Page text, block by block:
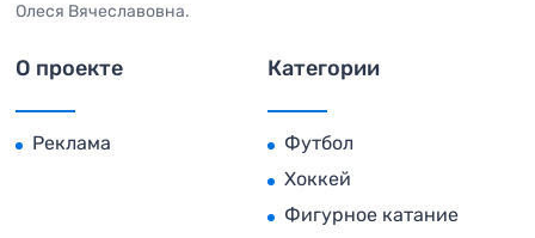
Олеся Вячеславовна.
О проекте
Реклама
Категории
Футбол
Хоккей
Фигурное катание